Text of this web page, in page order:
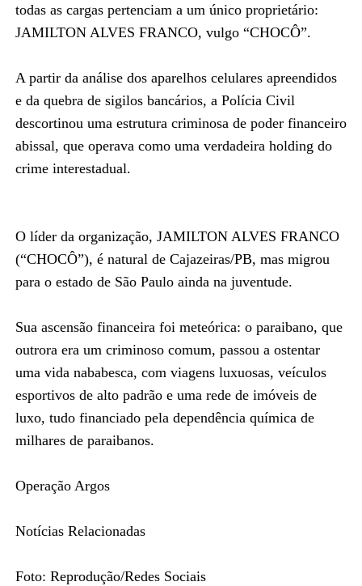
todas as cargas pertenciam a um único proprietário:
JAMILTON ALVES FRANCO, vulgo “CHOCÔ”.
A partir da análise dos aparelhos celulares apreendidos
e da quebra de sigilos bancários, a Polícia Civil
descortinou uma estrutura criminosa de poder financeiro
abissal, que operava como uma verdadeira holding do
crime interestadual.
O líder da organização, JAMILTON ALVES FRANCO
(“CHOCÔ”), é natural de Cajazeiras/PB, mas migrou
para o estado de São Paulo ainda na juventude.
Sua ascensão financeira foi meteórica: o paraibano, que
outrora era um criminoso comum, passou a ostentar
uma vida nababesca, com viagens luxuosas, veículos
esportivos de alto padrão e uma rede de imóveis de
luxo, tudo financiado pela dependência química de
milhares de paraibanos.
Operação Argos
Notícias Relacionadas
Foto: Reprodução/Redes Sociais